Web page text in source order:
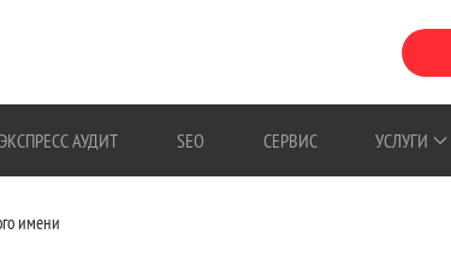
ЭКСПРЕСС АУДИТ SEO СЕРВИС УСЛУГИ
имени